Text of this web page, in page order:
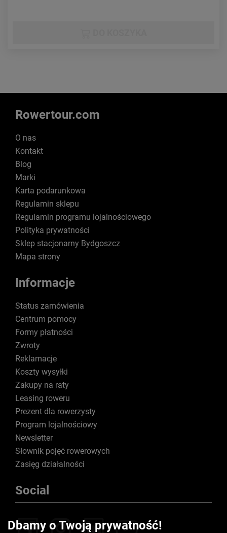
Rowertour.com
O nas
Kontakt
Blog
Marki
Karta podarunkowa
Regulamin sklepu
Regulamin programu lojalnościowego
Polityka prywatności
Sklep stacjonarny Bydgoszcz
Mapa strony
Informacje
Status zamówienia
Centrum pomocy
Formy płatności
Zwroty
Reklamacje
Koszty wysyłki
Zakupy na raty
Leasing roweru
Prezent dla rowerzysty
Program lojalnościowy
Newsletter
Słownik pojęć rowerowych
Zasięg działalności
Social
Dbamy o Twoją prywatność!